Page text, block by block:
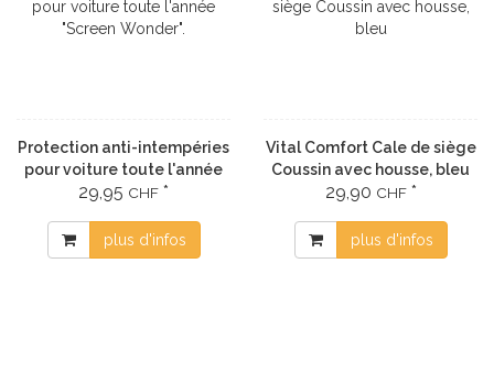
Protection anti-intempéries
pour voiture toute l'année
"Screen Wonder".
29,95 CHF *
plus d'infos
Vital Comfort Cale de siège
Coussin avec housse, bleu
29,90 CHF*
plus d'infos